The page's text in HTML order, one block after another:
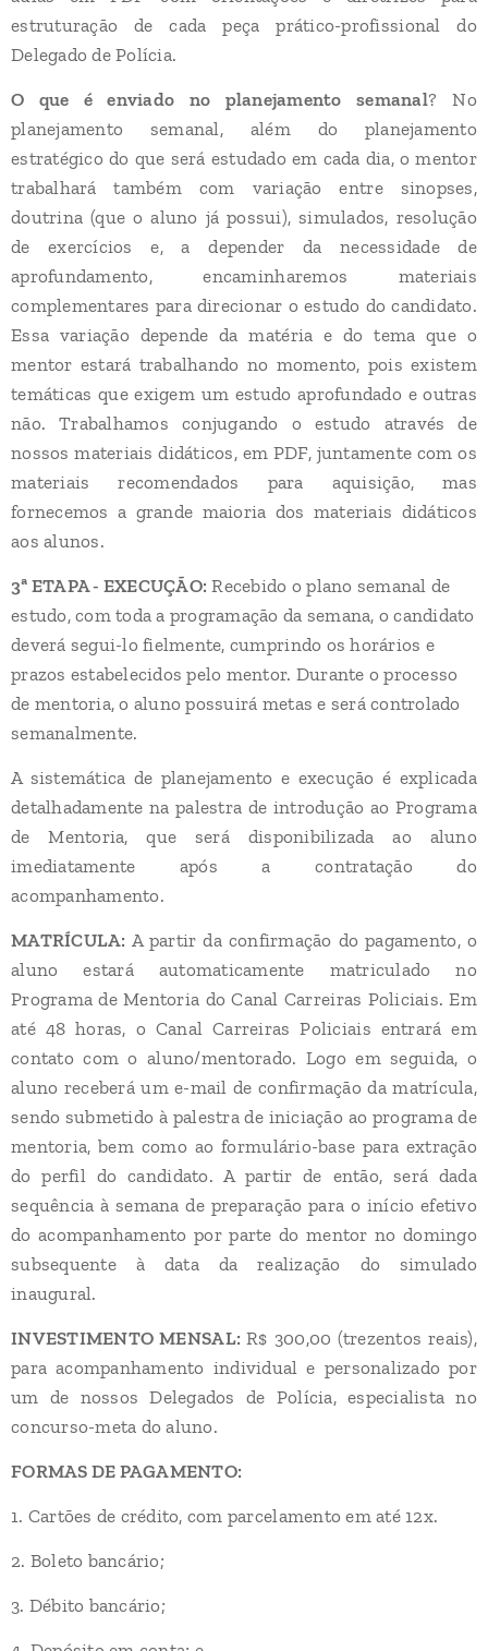
estruturação de cada peça prático-profissional do
Delegado de Polícia.
O que é enviado no planejamento semanal? No
planejamento semanal, além do planejamento
estratégico do que será estudado em cada dia, o mentor
trabalhará também com variação entre sinopses,
doutrina (que o aluno já possui), simulados, resolução
de exercícios e, a depender da necessidade de
aprofundamento, encaminharemos materiais
complementares para direcionar o estudo do candidato.
Essa variação depende da matéria e do tema que o
mentor estará trabalhando no momento, pois existem
temáticas que exigem um estudo aprofundado e outras
não. Trabalhamos conjugando o estudo através de
nossos materiais didáticos, em PDF, juntamente com os
materiais recomendados para aquisição, mas
fornecemos a grande maioria dos materiais didáticos
aos alunos.
3ª ETAPA - EXECUÇÃO: Recebido o plano semanal de
estudo, com toda a programação da semana, o candidato
deverá segui-lo fielmente, cumprindo os horários e
prazos estabelecidos pelo mentor. Durante o processo
de mentoria, o aluno possuirá metas e será controlado
semanalmente.
A sistemática de planejamento e execução é explicada
detalhadamente na palestra de introdução ao Programa
de Mentoria, que será disponibilizada ao aluno
imediatamente após a contratação do
acompanhamento.
MATRÍCULA: A partir da confirmação do pagamento, o
aluno estará automaticamente matriculado no
Programa de Mentoria do Canal Carreiras Policiais. Em
até 48 horas, o Canal Carreiras Policiais entrará em
contato com o aluno/mentorado. Logo em seguida, o
aluno receberá um e-mail de confirmação da matrícula,
sendo submetido à palestra de iniciação ao programa de
mentoria, bem como ao formulário-base para extração
do perfil do candidato. A partir de então, será dada
sequência à semana de preparação para o início efetivo
do acompanhamento por parte do mentor no domingo
subsequente à data da realização do simulado
inaugural.
INVESTIMENTO MENSAL:R$ 300,00 (trezentos reais),
para acompanhamento individual e personalizado por
um de nossos Delegados de Polícia, especialista no
concurso-meta do aluno.
FORMAS DE PAGAMENTO:
1. Cartões de crédito, com parcelamento em até 12x.
2. Boleto bancário;
3. Débito bancário;